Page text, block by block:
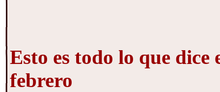
Esto es todo lo que
febrero